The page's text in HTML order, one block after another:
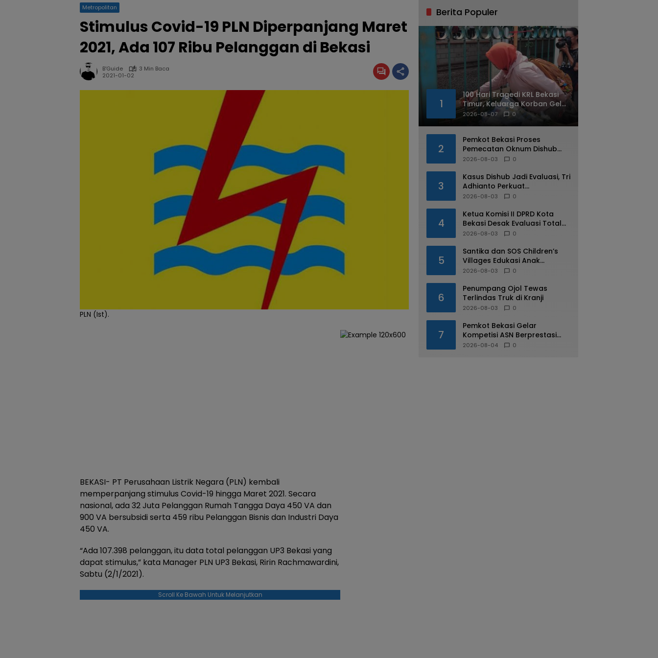
Metropolitan
Stimulus Covid-19 PLN Diperpanjang Maret
2021, Ada 107 Ribu Pelanggan di Bekasi
B'Guide
3 Min Baca
2021-01-02
PLN (Ist).
BEKASI- PT Perusahaan Listrik Negara (PLN) kembali
memperpanjang stimulus Covid-19 hingga Maret 2021. Secara
nasional, ada 32 Juta Pelanggan Rumah Tangga Daya 450 VA dan
900 VA bersubsidi serta 459 ribu Pelanggan Bisnis dan Industri Daya
450 VA.
“Ada 107.398 pelanggan, itu data total pelanggan UP3 Bekasi yang
dapat stimulus,” kata Manager PLN UP3 Bekasi, Ririn Rachmawardini,
Sabtu (2/1/2021).
Scroll Ke Bawah Untuk Melanjutkan
Berita Populer
1
100 Hari Tragedi KRL Bekasi
Timur, Keluarga Korban Gelar
Doa Bersama dan Tabur
2026-08-07 0
2
Pemkot Bekasi Proses
Pemecatan Oknum Dishub
Yang Diduga Lakukan Pungli
2026-08-03 0
3
Kasus Dishub Jadi Evaluasi, Tri
Adhianto Perkuat
Pengawasan Aparatur
2026-08-03 0
4
Ketua Komisi II DPRD Kota
Bekasi Desak Evaluasi Total
Usai Dugaan Pungli Oknum
2026-08-03 0
5
Santika dan SOS Children’s
Villages Edukasi Anak
Mengenal Industri Perhotelan
2026-08-03 0
6
Penumpang Ojol Tewas
Terlindas Truk di Kranji
2026-08-03 0
7
Pemkot Bekasi Gelar
Kompetisi ASN Berprestasi
pada HUT RI ke-81
2026-08-04 0